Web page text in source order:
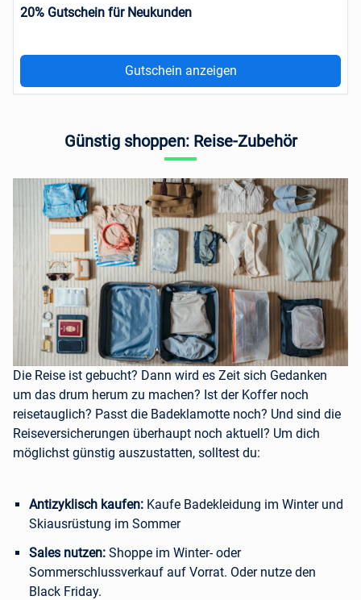
20% Gutschein für Neukunden
Gutschein anzeigen
Günstig shoppen: Reise-Zubehör
Die Reise ist gebucht? Dann wird es Zeit sich Gedanken
um das drum herum zu machen? Ist der Koffer noch
reisetauglich? Passt die Badeklamotte noch? Und sind die
Reiseversicherungen überhaupt noch aktuell? Um dich
möglichst günstig auszustatten, solltest du:
Antizyklisch kaufen: Kaufe Badekleidung im Winter und
Skiausrüstung im Sommer
Sales nutzen: Shoppe im Winter- oder
Sommerschlussverkauf auf Vorrat. Oder nutze den
Black Friday.